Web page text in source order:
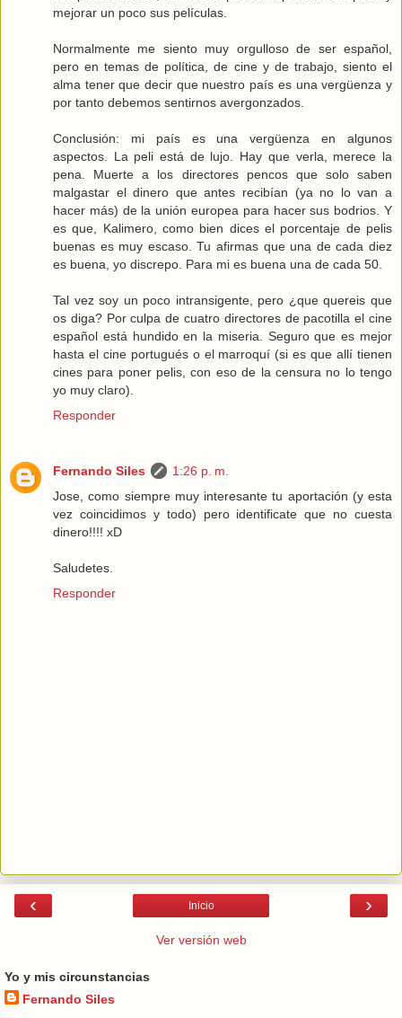
mejorar un poco sus películas.
Normalmente me siento muy orgulloso de ser español,
pero en temas de política, de cine y de trabajo, siento el
alma tener que decir que nuestro país es una vergüenza y
por tanto debemos sentirnos avergonzados.
Conclusión: mi país es una vergüenza en algunos
aspectos. La peli está de lujo. Hay que verla, merece la
pena. Muerte a los directores pencos que solo saben
malgastar el dinero que antes recibían (ya no lo van a
hacer más) de la unión europea para hacer sus bodrios. Y
es que, Kalimero, como bien dices el porcentaje de pelis
buenas es muy escaso. Tu afirmas que una de cada diez
es buena, yo discrepo. Para mi es buena una de cada 50.
Tal vez soy un poco intransigente, pero ¿que quereis que
os diga? Por culpa de cuatro directores de pacotilla el cine
español está hundido en la miseria. Seguro que es mejor
hasta el cine portugués o el marroquí (si es que allí tienen
cines para poner pelis, con eso de la censura no lo tengo
yo muy claro).
Responder
Fernando Siles
1:26 p. m.
Jose, como siempre muy interesante tu aportación (y esta
vez coincidimos y todo) pero identificate que no cuesta
dinero!!!! xD
Saludetes.
Responder
‹ ›
Inicio
Ver versión web
Yo y mis circunstancias
Fernando Siles